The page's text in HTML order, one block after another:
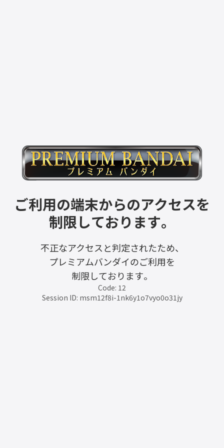
ご利用の端末からのアクセスを
制限しております。
不正なアクセスと判定されたため、
プレミアムバンダイのご利用を
制限しております。
Code: 12
Session ID: msm12f8i-1nk6y1o7vyo0o31jy